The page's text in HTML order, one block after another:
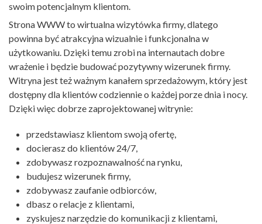
swoim potencjalnym klientom.
Strona WWW to wirtualna wizytówka firmy, dlatego
powinna być atrakcyjna wizualnie i funkcjonalna w
użytkowaniu. Dzięki temu zrobi na internautach dobre
wrażenie i będzie budować pozytywny wizerunek firmy.
Witryna jest też ważnym kanałem sprzedażowym, który jest
dostępny dla klientów codziennie o każdej porze dnia i nocy.
Dzięki więc dobrze zaprojektowanej witrynie:
przedstawiasz klientom swoją ofertę,
docierasz do klientów 24/7,
zdobywasz rozpoznawalność na rynku,
budujesz wizerunek firmy,
zdobywasz zaufanie odbiorców,
dbasz o relacje z klientami,
zyskujesz narzędzie do komunikacji z klientami,